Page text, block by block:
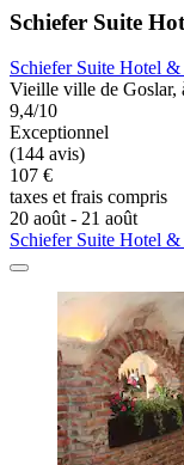
Schiefer Suite
Schiefer Suite Hotel
Vieille ville de Goslar,
9,4/10
Exceptionnel
(144 avis)
107 €
taxes et frais compris
20 août - 21 août
Schiefer Suite Hotel